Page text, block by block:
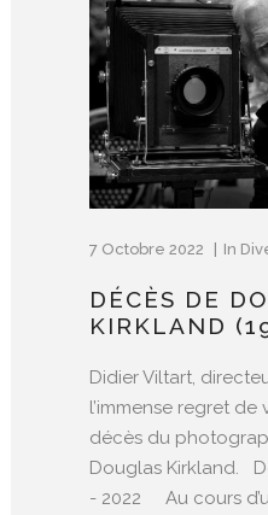
7 Octobre 2022 In
DÉCÈS DE
KIRKLAND
Didier Viltart,
l’immense regret
décès du
Douglas Kirkland.
- 2022 Au cours